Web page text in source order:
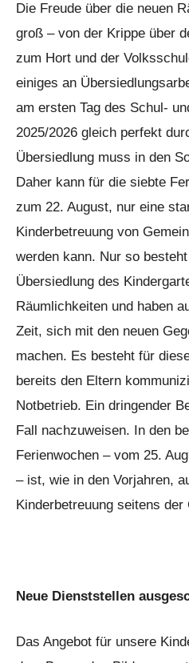
Die Freude über die neuen
groß – von der Krippe über
zum Hort und der
einiges an
am ersten Tag des Schul-
2025/2026 gleich perfekt
Übersiedlung muss in den
Daher kann für die siebte
zum 22. August, nur eine
Kinderbetreuung von
werden kann. Nur so
Übersiedlung des
Räumlichkeiten und haben
Zeit, sich mit den neuen
machen. Es besteht für
bereits den Eltern
Notbetrieb. Ein dringender
Fall nachzuweisen. In den
Ferienwochen – vom 25.
– ist, wie in den Vorjahren,
Kinderbetreuung seitens der
Neue Dienststellen
Das Angebot für unsere